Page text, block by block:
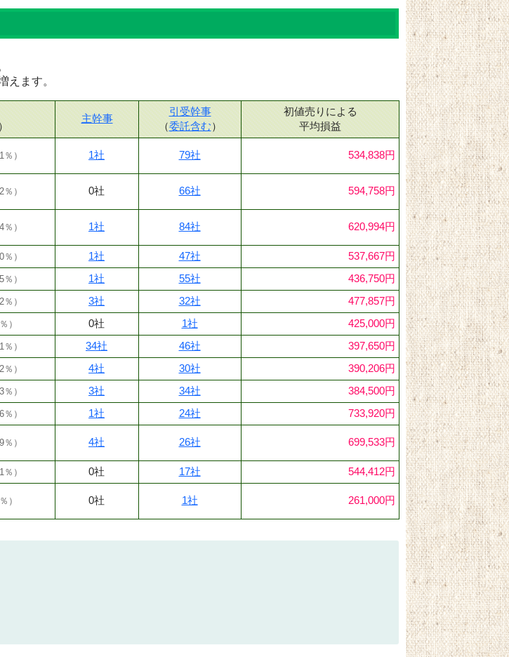
えます。
主幹事
引受幹事
（委託含む）
初値売りによる
平均損益
％ ） 1社 79社 534,838円
％ ） 0社 66社 594,758円
％ ） 1社 84社 620,994円
％ ） 1社 47社
537,667円
％ ） 1社 55社
436,750円
％ ） 3社 32社
477,857円
） 0社 1社
425,000円
％ ） 34社 46社
397,650円
％ ） 4社 30社
390,206円
％ ） 3社 34社
384,500円
％ ） 1社 24社 733,920円
％ ） 4社 26社 699,533円
％ ） 0社 17社 544,412円
） 0社 1社 261,000円